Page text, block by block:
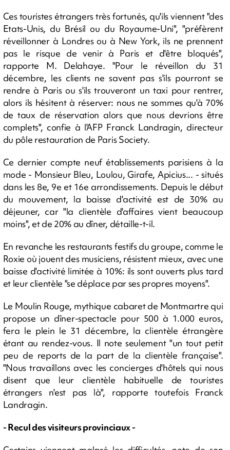
Ces touristes étrangers très fortunés, qu'ils viennent "des
Etats-Unis, du Brésil ou du Royaume-Uni", "préfèrent
réveillonner à Londres ou à New York, ils ne prennent
pas le risque de venir à Paris et d'être bloqués",
rapporte M. Delahaye. "Pour le réveillon du 31
décembre, les clients ne savent pas s'ils pourront se
rendre à Paris ou s'ils trouveront un taxi pour rentrer,
alors ils hésitent à réserver: nous ne sommes qu'à 70%
de taux de réservation alors que nous devrions être
complets", confie à l'AFP Franck Landragin, directeur
du pôle restauration de Paris Society.
Ce dernier compte neuf établissements parisiens à la
mode - Monsieur Bleu, Loulou, Girafe, Apicius... - situés
dans les 8e, 9e et 16e arrondissements. Depuis le début
du mouvement, la baisse d'activité est de 30% au
déjeuner, car "la clientèle d'affaires vient beaucoup
moins", et de 20% au dîner, détaille-t-il.
En revanche les restaurants festifs du groupe, comme le
Roxie où jouent des musiciens, résistent mieux, avec une
baisse d'activité limitée à 10%: ils sont ouverts plus tard
et leur clientèle "se déplace par ses propres moyens".
Le Moulin Rouge, mythique cabaret de Montmartre qui
propose un dîner-spectacle pour 500 à 1.000 euros,
fera le plein le 31 décembre, la clientèle étrangère
étant au rendez-vous. Il note seulement "un tout petit
peu de reports de la part de la clientèle française".
"Nous travaillons avec les concierges d'hôtels qui nous
disent que leur clientèle habituelle de touristes
étrangers n'est pas là", rapporte toutefois Franck
Landragin.
- Recul des visiteurs provinciaux -